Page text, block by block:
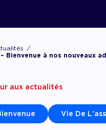
Agenda
Les appels
Lyon Start Up
La Prépa
Chatbot
– Bienvenue à nos nouveaux
aux actualités
Vie De